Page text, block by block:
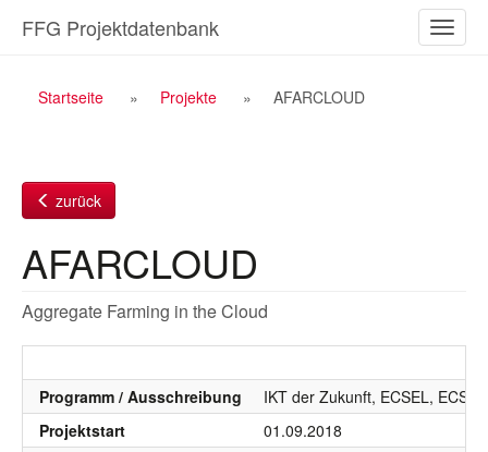
Inhalt
ein-/
FFG Projektdatenbank
Breadcrumb
Startseite Projekte AFARCLOUD
zurück
AFARCLOUD
Aggregate Farming in the Cloud
Programm / Ausschreibung
IKT der Zukunft, ECSEL,
Projektstart
01.09.2018